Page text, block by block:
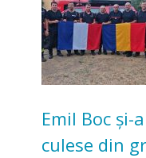
Emil Boc
culese din